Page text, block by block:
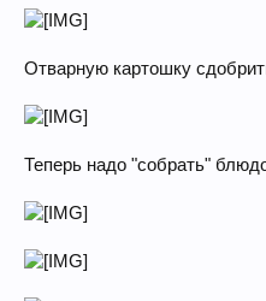
Отварную картошку
Теперь надо "собрать"